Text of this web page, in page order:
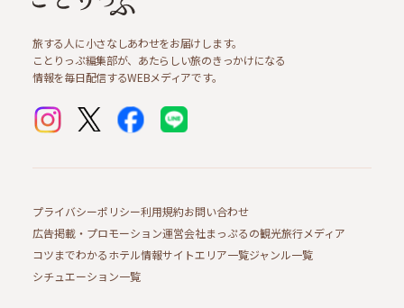
旅する人に小さなしあわせをお届けします。
ことりっぷ編集部が、あたらしい旅のきっかけになる
情報を毎日配信するWEBメディアです。
プライバシーポリシー利用規約お問い合わせ
広告掲載・プロモーション運営会社まっぷるの観光旅行メディア
コツまでわかるホテル情報サイトエリア一覧ジャンル一覧
シチュエーション一覧